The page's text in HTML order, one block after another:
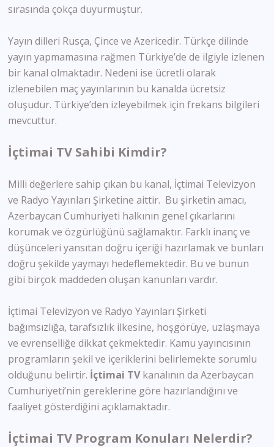
sırasında çokça duyurmuştur.
Yayın dilleri Rusça, Çince ve Azericedir. Türkçe dilinde
yayın yapmamasına rağmen Türkiye’de de ilgiyle izlenen
bir kanal olmaktadır. Nedeni ise ücretli olarak
izlenebilen maç yayınlarının bu kanalda ücretsiz
oluşudur. Türkiye’den izleyebilmek için frekans bilgileri
mevcuttur.
İçtimai TV Sahibi Kimdir?
Milli değerlere sahip çıkan bu kanal, İçtimai Televizyon
ve Radyo Yayınları Şirketine aittir. Bu şirketin amacı,
Azerbaycan Cumhuriyeti halkının genel çıkarlarını
korumak ve özgürlüğünü sağlamaktır. Farklı inanç ve
düşünceleri yansıtan doğru içeriği hazırlamak ve bunları
doğru şekilde yaymayı hedeflemektedir. Bu ve bunun
gibi birçok maddeden oluşan kanunları vardır.
İçtimai Televizyon ve Radyo Yayınları Şirketi
bağımsızlığa, tarafsızlık ilkesine, hoşgörüye, uzlaşmaya
ve evrenselliğe dikkat çekmektedir. Kamu yayıncısının
programların şekil ve içeriklerini belirlemekte sorumlu
olduğunu belirtir. İçtimai TVkanalının da Azerbaycan
Cumhuriyeti’nin gereklerine göre hazırlandığını ve
faaliyet gösterdiğini açıklamaktadır.
İçtimai TV Program Konuları Nelerdir?